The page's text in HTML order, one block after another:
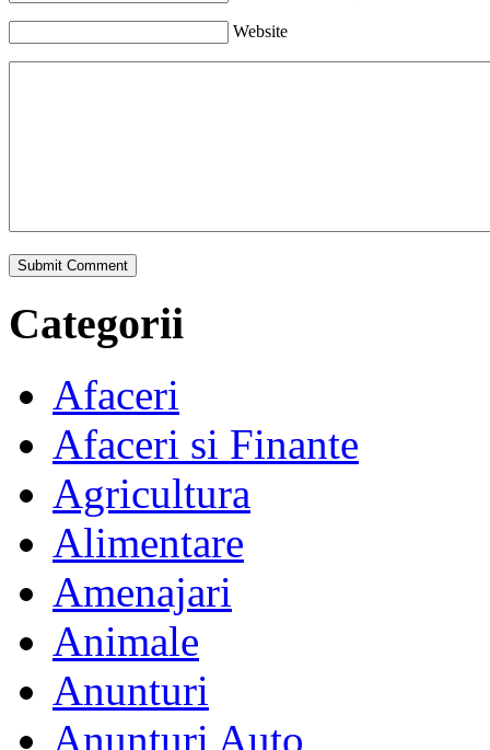
Website
Categorii
Afaceri
Afaceri si Finante
Agricultura
Alimentare
Amenajari
Animale
Anunturi
Anunturi Auto